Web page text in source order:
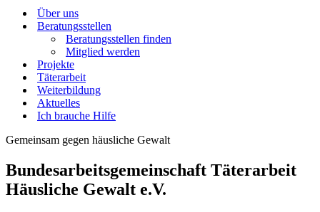
Über uns
Beratungsstellen
Beratungsstellen finden
Mitglied werden
Projekte
Täterarbeit
Weiterbildung
Aktuelles
Ich brauche Hilfe
Gemeinsam gegen häusliche Gewalt
Bundesarbeits­gemeinschaft Täterarbeit
Häusliche Gewalt e.V.